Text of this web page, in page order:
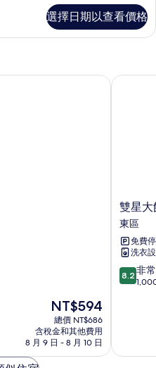
選擇日期以查看價格
現
在
價
格
為
NT$594
總價 NT$686
含稅金和其他費用
8 月 9 日 - 8 月 10 日
雙
星
大
飯
店
東
區
雙星大
東區
免費
洗衣
8.2
分，
常
8.2 非
雙星大